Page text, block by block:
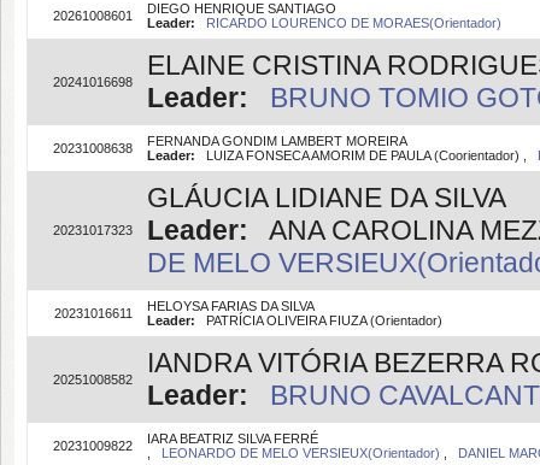
20261008601
DIEGO HENRIQUE SANTIAGO
Leader:
RICARDO LOURENCO DE MORAES(Orientador)
20241016698
ELAINE CRISTINA
Leader:
BRUNO TOMIO
20231008638
FERNANDA GONDIM LAMBERT MOREIRA
Leader: LUIZA FONSECA AMORIM DE PAULA (Coorientador) ,
20231017323
GLÁUCIA LIDIANE DA SILVA
Leader: ANA CAROLINA
DE MELO
20231016611
HELOYSA FARIAS DA SILVA
Leader: PATRÍCIA OLIVEIRA FIUZA (Orientador)
20251008582
IANDRA VITÓRIA BEZERRA
Leader:
BRUNO
20231009822
IARA BEATRIZ SILVA FERRÉ
LEONARDO DE MELO VERSIEUX(Orientador) DANIEL